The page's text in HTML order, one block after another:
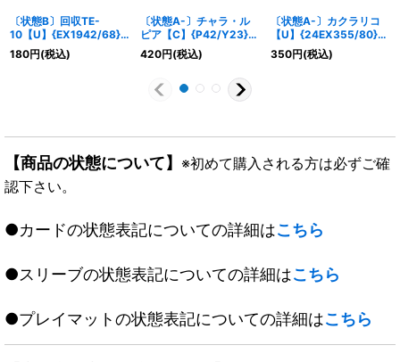
〔状態B〕回収TE-
10【U】{EX1942/68}
《水》
180円(税込)
〔状態A-〕チャラ・ル
ピア【C】{P42/Y23}
《多》
420円(税込)
〔状態A-〕カクラリコ
【U】{24EX355/80}
《水》
350円(税込)
【商品の状態について】 ※初めて購入される方は必ずご確
認下さい。
●カードの状態表記についての詳細はこちら
●スリーブの状態表記についての詳細はこちら
●プレイマットの状態表記についての詳細はこちら